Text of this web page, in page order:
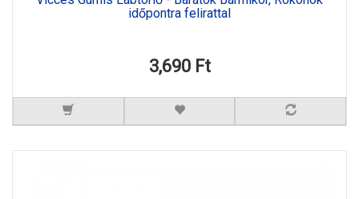
időpontra felirattal
3,690 Ft